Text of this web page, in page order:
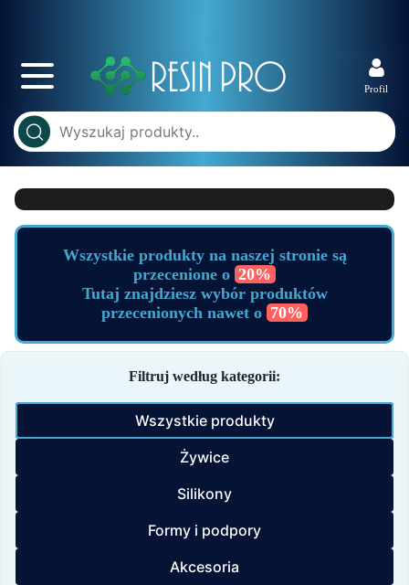
Profil
Wszystkie produkty na naszej stronie są
przecenione o 20%
Tutaj znajdziesz wybór produktów
przecenionych nawet o 70%
Filtruj według kategorii:
Wszystkie produkty
Żywice
Silikony
Formy i podpory
Akcesoria